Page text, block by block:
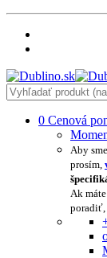
0 Cenová
Aby
prosím,
Ak
poradiť,